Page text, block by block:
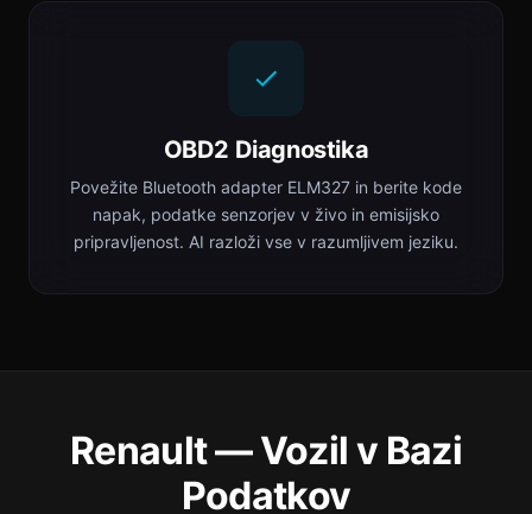
OBD2 Diagnostika
Povežite Bluetooth adapter ELM327 in berite kode
napak, podatke senzorjev v živo in emisijsko
pripravljenost. AI razloži vse v razumljivem jeziku.
Renault — Vozil v Bazi
Podatkov